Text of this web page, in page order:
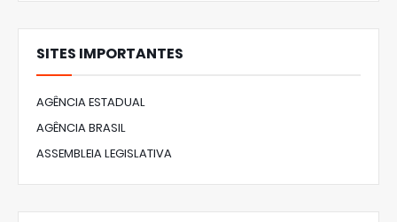
SITES IMPORTANTES
AGÊNCIA ESTADUAL
AGÊNCIA BRASIL
ASSEMBLEIA LEGISLATIVA